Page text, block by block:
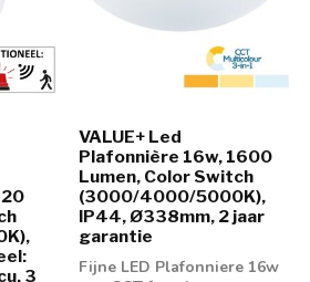
3
VALUE+ Led
Plafonnière 16w, 1600
Lumen, Color Switch
(3000/4000/5000K),
IP44, Ø338mm, 2 jaar
garantie
Fijne LED Plafonniere 16w